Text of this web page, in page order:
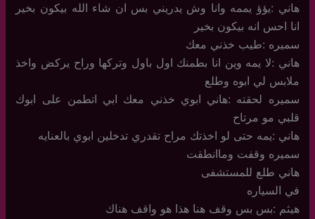
هاني :يؤؤ يممه وانا وش يدريني بس ان شاء الله بيكون بخير
انا احس انه بيكون بخير
سميره :طيب خذني معك
هاني :لا يمه وين انا بطمنك اول باول وتركها وراح يركض واخذ
ملابس لي ابوه وطلع
سميره لحقته :هاني ابوي خذني معك ابي اتطمن على ابوك
قلبي مو مرتاح
هاني :يمه حتى لو اخذتك مراح تقدري تدخلين ابوي بالعنايه
سميره وقفت وماانطقت
هاني طلع للمستشفى
في السياره
هيثم :بس بس وقف هنا هذا هو واقف هناك